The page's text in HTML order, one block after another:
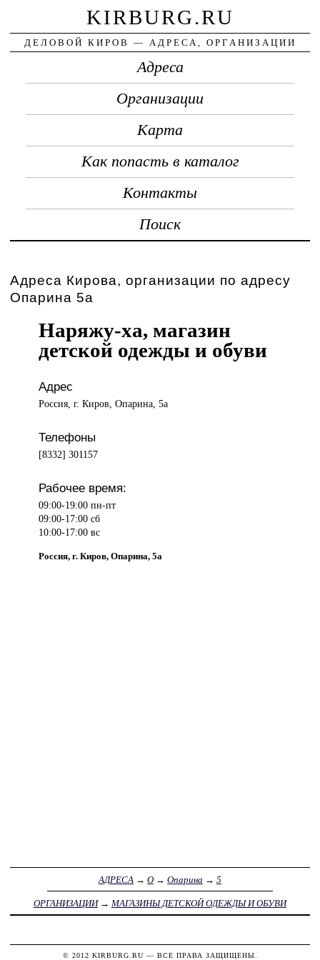
KIRBURG.RU
ДЕЛОВОЙ КИРОВ — АДРЕСА, ОРГАНИЗАЦИИ
Адреса
Организации
Карта
Как попасть в каталог
Контакты
Поиск
Адреса Кирова, организации по адресу
Опарина 5а
Наряжу-ха, магазин
детской одежды и обуви
Адрес
Россия, г. Киров, Опарина, 5а
Телефоны
[8332] 301157
Рабочее время:
09:00-19:00 пн-пт
09:00-17:00 сб
10:00-17:00 вс
Россия, г. Киров, Опарина, 5а
АДРЕСА → О → Опарина → 5
ОРГАНИЗАЦИИ→ МАГАЗИНЫ ДЕТСКОЙ ОДЕЖДЫ И ОБУВИ
© 2012 KIRBURG.RU — ВСЕ ПРАВА ЗАЩИЩЕНЫ.